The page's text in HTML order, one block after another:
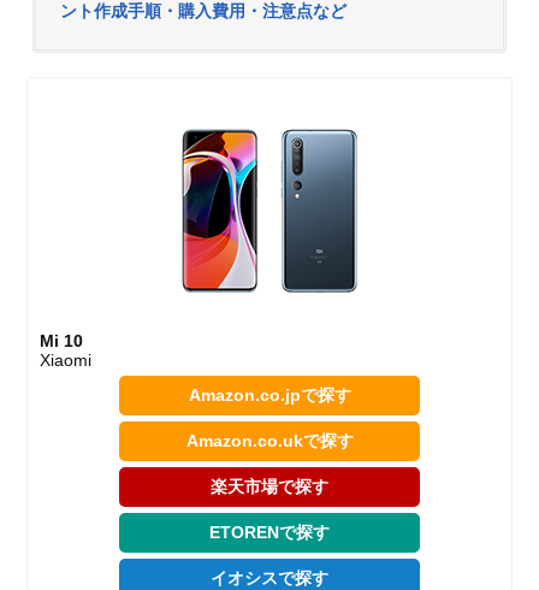
ント作成手順・購入費用・注意点など
Mi 10
Xiaomi
Amazon.co.jpで探す
Amazon.co.ukで探す
楽天市場で探す
ETORENで探す
イオシスで探す